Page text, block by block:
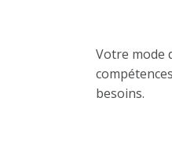
Votre mode
besoins.